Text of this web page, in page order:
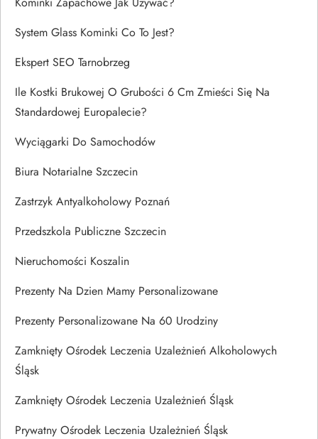
System Glass Kominki Co To Jest?
Ekspert SEO Tarnobrzeg
Ile Kostki Brukowej O Grubości 6 Cm Zmieści Się Na
Standardowej Europalecie?
Wyciągarki Do Samochodów
Biura Notarialne Szczecin
Zastrzyk Antyalkoholowy Poznań
Przedszkola Publiczne Szczecin
Nieruchomości Koszalin
Prezenty Na Dzien Mamy Personalizowane
Prezenty Personalizowane Na 60 Urodziny
Zamknięty Ośrodek Leczenia Uzależnień Alkoholowych
Śląsk
Zamknięty Ośrodek Leczenia Uzależnień Śląsk
Prywatny Ośrodek Leczenia Uzależnień Śląsk